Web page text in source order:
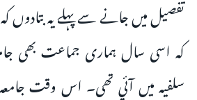
تفصیل میں جانے سے پہلے یہ بتادوں
کہ اسی سال ہماری جماعت بھی
سلفیہ میں آئي تھی۔ اس وقت